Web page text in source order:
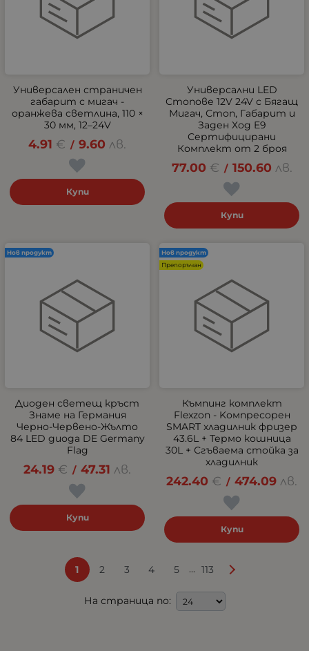
Универсален страничен
габарит с мигач -
оранжева светлина, 110 ×
30 мм, 12–24V
4.91 € / 9.60 лв.
Купи
Универсални LED
Стопове 12V 24V с Бягащ
Мигач, Стоп, Габарит и
Заден Ход E9
Сертифицирани
Комплект от 2 броя
77.00 € / 150.60 лв.
Купи
Диоден светещ кръст
Знаме на Германия
Черно-Червено-Жълто
84 LED диода DE Germany
Flag
24.19 € / 47.31 лв.
Купи
Нов продукт
Къмпинг комплект
Flexzon - Kомпресорен
SMART хладилник фризер
43.6L + Термо кошница
30L + Сгъваема стойка за
хладилник
242.40 € / 474.09 лв.
Купи
Нов продукт
Препоръчан
1 2 3 4 5 ... 113
На страница по: